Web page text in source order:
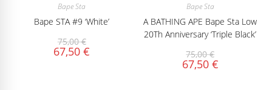
Bape Sta
Bape STA #9 ‘White’
75,00€
67,50€
Bape Sta
A BATHING APE Bape Sta Low
20Th Anniversary ‘Triple Black’
75,00€
67,50 €